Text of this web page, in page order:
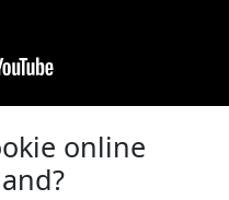
online